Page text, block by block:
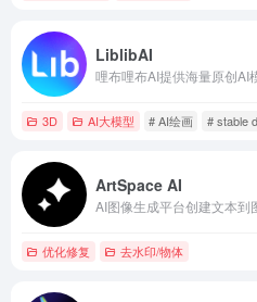
LiblibAI
3D AI大模型 # AI绘画 # stable
ArtSpace AI
AI图像生成平台创建文本到
优化修复 去水印/物体